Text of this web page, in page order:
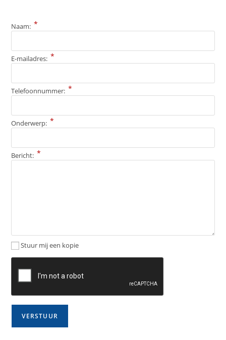
Naam: *
E-mailadres: *
Telefoonnummer: *
Onderwerp: *
Bericht: *
Stuur mij een kopie